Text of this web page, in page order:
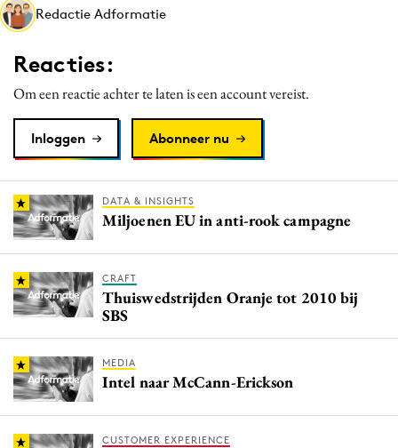
Merkstrategie
PR
Programmatic
Purpose Marketing
Reputatie & crisis
Redactie Adformatie
Reacties:
Om een reactie achter te laten is een account vereist.
Inloggen Abonneer nu
DATA & INSIGHTS
Miljoenen EU in anti-rook campagne
CRAFT
Thuiswedstrijden Oranje tot 2010 bij
SBS
MEDIA
Intel naar McCann-Erickson
CUSTOMER EXPERIENCE